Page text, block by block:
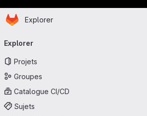
Passer au contenu principal
Page d'accueil
Explorer
principale
Explorer
Projets
Groupes
Catalogue CI/CD
Sujets